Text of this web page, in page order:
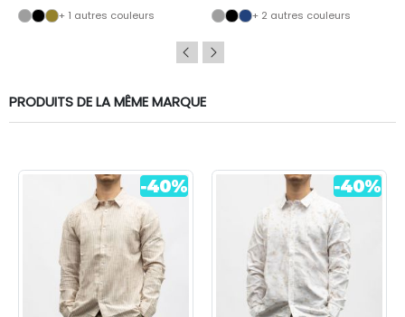
+ 1 autres couleurs
+ 2 autres couleurs
PRODUITS DE LA MÊME MARQUE